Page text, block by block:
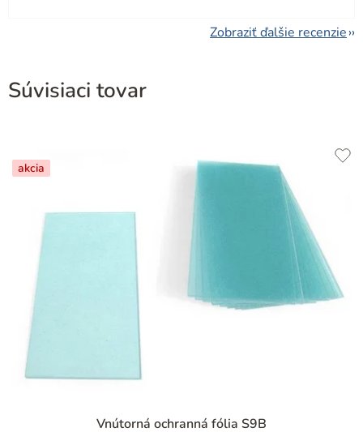
Zobraziť ďalšie recenzie
Súvisiaci tovar
akcia
Vnútorná ochranná fólia S9B